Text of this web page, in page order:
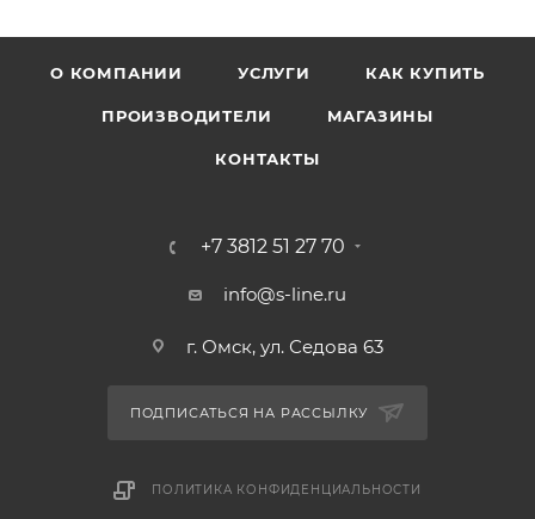
О КОМПАНИИ УСЛУГИ КАК КУПИТЬ
ПРОИЗВОДИТЕЛИ МАГАЗИНЫ
КОНТАКТЫ
+7 3812 51 27 70
info@s-line.ru
г. Омск, ул. Седова 63
ПОДПИСАТЬСЯ НА РАССЫЛКУ
ПОЛИТИКА КОНФИДЕНЦИАЛЬНОСТИ